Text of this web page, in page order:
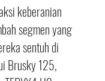
keberanian
segmen yang
sentuh di
Brusky 125,